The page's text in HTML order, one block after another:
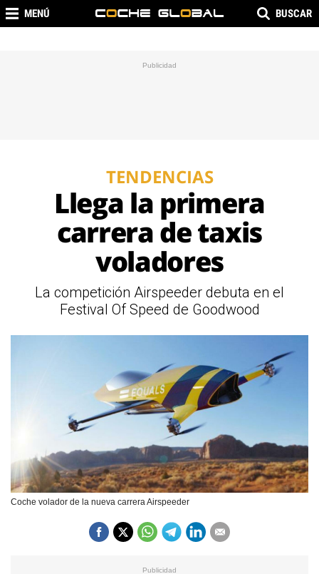
MENÚ BUSCAR
TENDENCIAS
Llega la primera
carrera de taxis
voladores
La competición Airspeeder debuta en el
Festival Of Speed de Goodwood
Coche volador de la nueva carrera Airspeeder